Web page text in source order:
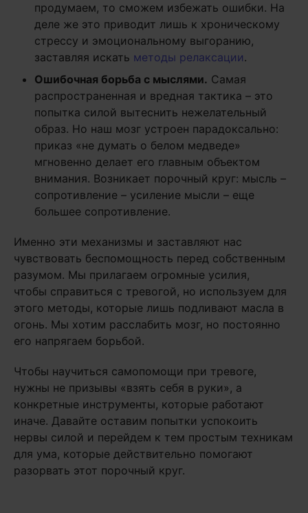
продумаем, то сможем избежать ошибки. На
деле же это приводит лишь к хроническому
стрессу и эмоциональному выгоранию,
заставляя искать методы релаксации.
Ошибочная борьба с мыслями. Самая
распространенная и вредная тактика – это
попытка силой вытеснить нежелательный
образ. Но наш мозг устроен парадоксально:
приказ «не думать о белом медведе»
мгновенно делает его главным объектом
внимания. Возникает порочный круг: мысль –
сопротивление – усиление мысли – еще
большее сопротивление.
Именно эти механизмы и заставляют нас
чувствовать беспомощность перед собственным
разумом. Мы прилагаем огромные усилия,
чтобы справиться с тревогой, но используем для
этого методы, которые лишь подливают масла в
огонь. Мы хотим расслабить мозг, но постоянно
его напрягаем борьбой.
Чтобы научиться самопомощи при тревоге,
нужны не призывы «взять себя в руки», а
конкретные инструменты, которые работают
иначе. Давайте оставим попытки успокоить
нервы силой и перейдем к тем простым техникам
для ума, которые действительно помогают
разорвать этот порочный круг.